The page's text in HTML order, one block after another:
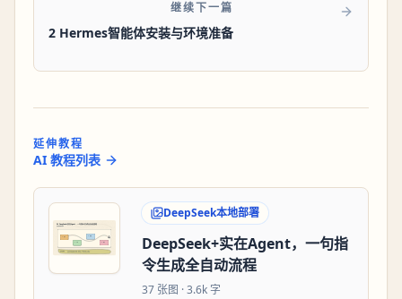
继续下一篇
2 Hermes智能体安装与环境准备
延伸教程
AI 教程列表
DeepSeek本地部署
DeepSeek+实在Agent，一句指
令生成全自动流程
37 张图 ·3.6k 字